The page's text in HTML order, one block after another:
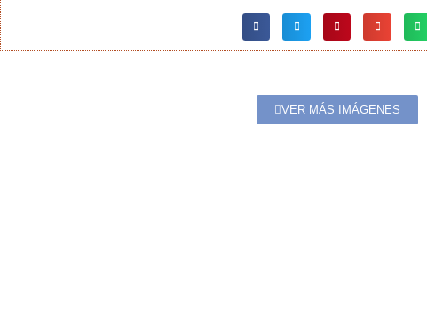
VER MÁS IMÁGENES